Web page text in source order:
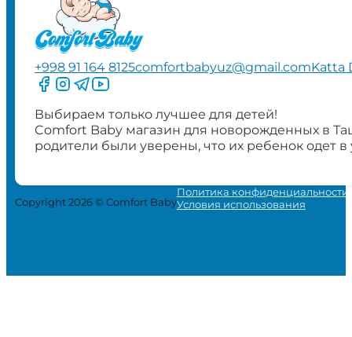
+998 91 164 8125comfortbabyuz@gmail.comKatta
Следите за нами на Facebook
Следите за нами в Instagram
Следите за нами в Telegram
Следите за нами в YouTube
Выбираем только лучшее для детей!
Comfort Baby магазин для новорожденных в
родители были уверены, что их ребенок одет
Copyright 2026 © Comfort Baby
Политика конфиденциальности
Условия использования